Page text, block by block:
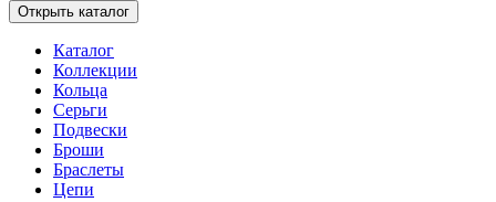
Открыть каталог
Каталог
Коллекции
Кольца
Серьги
Подвески
Броши
Браслеты
Цепи